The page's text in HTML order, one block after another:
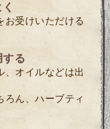
お受けいただける
する
、オイルなどは出
ろん、ハーブティ